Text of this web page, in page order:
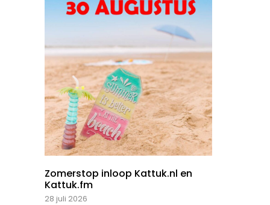
Zomerstop inloop Kattuk.nl en
Kattuk.fm
28 juli 2026